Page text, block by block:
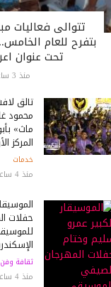
تتوالى فعاليات
بتفرح للعام
تحت عنوان
منذ 3 ساعات
تألق
محمود
المركز
خدمات
منذ 4 ساعات
حفلات
ثقافة وفن
منذ 4 ساعات